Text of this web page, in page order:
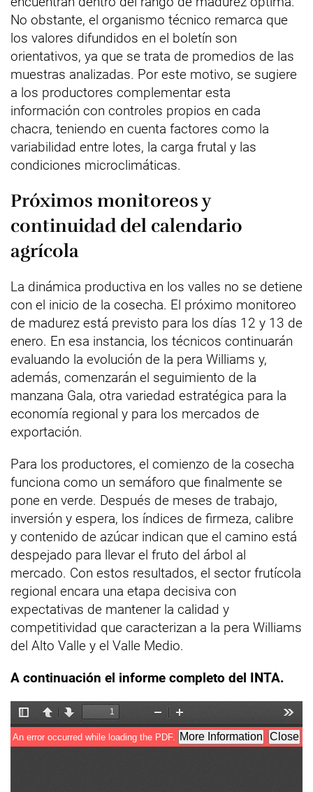
No obstante, el organismo técnico remarca que
los valores difundidos en el boletín son
orientativos, ya que se trata de promedios de las
muestras analizadas. Por este motivo, se sugiere
a los productores complementar esta
información con controles propios en cada
chacra, teniendo en cuenta factores como la
variabilidad entre lotes, la carga frutal y las
condiciones microclimáticas.
Próximos monitoreos y
continuidad del calendario
agrícola
La dinámica productiva en los valles no se detiene
con el inicio de la cosecha. El próximo monitoreo
de madurez está previsto para los días 12 y 13 de
enero. En esa instancia, los técnicos continuarán
evaluando la evolución de la pera Williams y,
además, comenzarán el seguimiento de la
manzana Gala, otra variedad estratégica para la
economía regional y para los mercados de
exportación.
Para los productores, el comienzo de la cosecha
funciona como un semáforo que finalmente se
pone en verde. Después de meses de trabajo,
inversión y espera, los índices de firmeza, calibre
y contenido de azúcar indican que el camino está
despejado para llevar el fruto del árbol al
mercado. Con estos resultados, el sector frutícola
regional encara una etapa decisiva con
expectativas de mantener la calidad y
competitividad que caracterizan a la pera Williams
del Alto Valle y el Valle Medio.
A continuación el informe completo del INTA.